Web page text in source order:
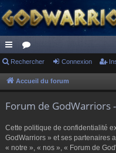
ac
co
s
or
u
Rechercher Connexion
Accueil du forum
Forum de GodWarriors
Cette politique de confidentialité
GodWarriors » et ses partenaires
« notre », « nos », « Forum de